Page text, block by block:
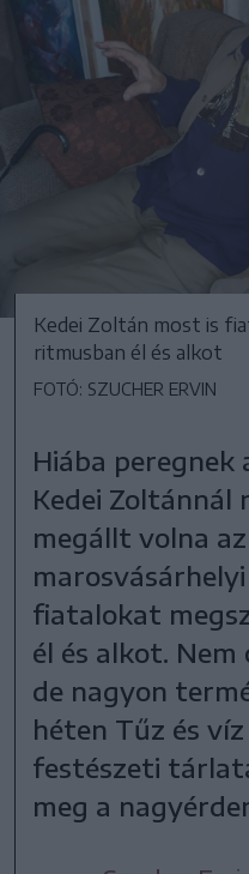
Kedei Zoltán most is
ritmusban él és alkot
FOTÓ: SZUCHER ERVIN
Hiába peregnek
Kedei Zoltánnál
megállt volna
fiatalokat
él és alkot.
de nagyon
héten Tűz és
festészeti
meg a